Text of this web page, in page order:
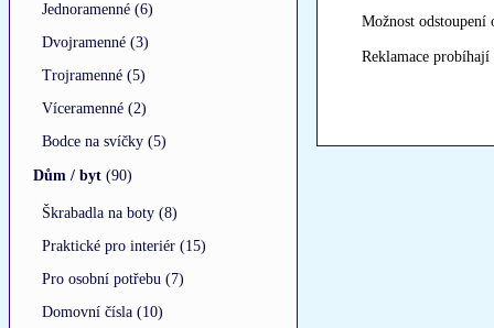
Jednoramenné (6)
Dvojramenné (3)
Trojramenné (5)
Víceramenné (2)
Bodce na svíčky (5)
Dům / byt (90)
Škrabadla na boty (8)
Praktické pro interiér (15)
Pro osobní potřebu (7)
Domovní čísla (10)
Možnost
Reklamace